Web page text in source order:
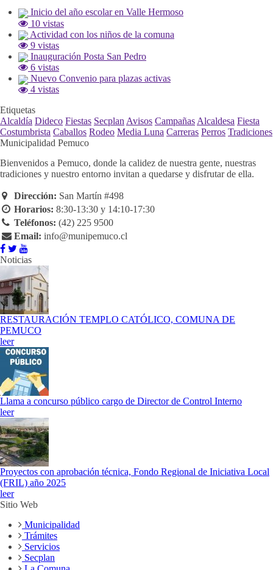
Inicio del año escolar en Valle Hermoso
10 vistas
Actividad con los niños de la comuna
9 vistas
Inauguración Posta San Pedro
6 vistas
Nuevo Convenio para plazas activas
4 vistas
Etiquetas
Alcaldía Dideco Fiestas Secplan Avisos Campañas Alcaldesa Fiesta
Costumbrista Caballos Rodeo Media Luna Carreras Perros Tradiciones
Municipalidad Pemuco
Bienvenidos a Pemuco, donde la calidez de nuestra gente, nuestras
tradiciones y nuestro entorno invitan a quedarse y disfrutar de ella.
Dirección: San Martín #498
Horarios: 8:30-13:30 y 14:10-17:30
Teléfonos: (42) 225 9500
Email: info@munipemuco.cl
Noticias
RESTAURACIÓN TEMPLO CATÓLICO, COMUNA DE
PEMUCO
leer
Llama a concurso público cargo de Director de Control Interno
leer
Proyectos con aprobación técnica, Fondo Regional de Iniciativa Local
(FRIL) año 2025
leer
Sitio Web
Municipalidad
Trámites
Servicios
Secplan